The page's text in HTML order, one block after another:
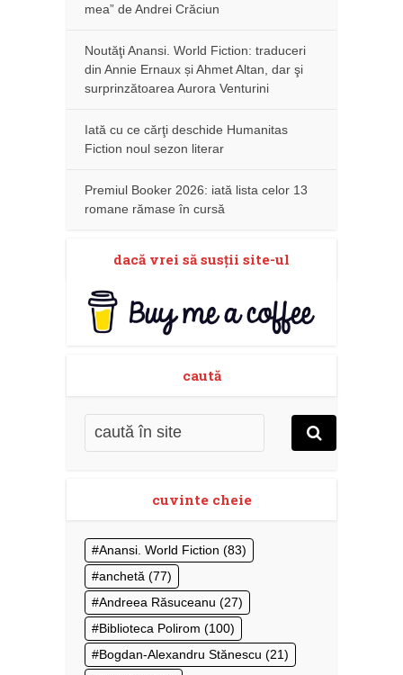
mea” de Andrei Crăciun
Noutăţi Anansi. World Fiction: traduceri
din Annie Ernaux și Ahmet Altan, dar şi
surprinzătoarea Aurora Venturini
Iată cu ce cărţi deschide Humanitas
Fiction noul sezon literar
Premiul Booker 2026: iată lista celor 13
romane rămase în cursă
dacă vrei să susţii site-ul
caută
cuvinte cheie
Anansi. World Fiction (83)
anchetă (77)
Andreea Răsuceanu (27)
Biblioteca Polirom (100)
Bogdan-Alexandru Stănescu (21)